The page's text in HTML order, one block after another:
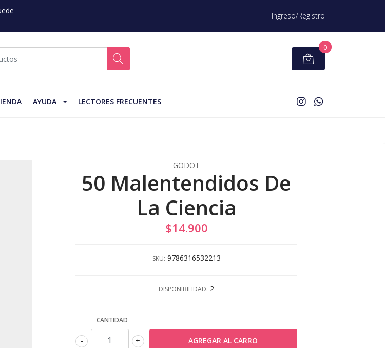
Ingreso/Registro
0
AYUDA LECTORES FRECUENTES
GODOT
50 Malentendidos De
La Ciencia
$14.900
SKU: 9786316532213
DISPONIBILIDAD: 2
CANTIDAD
+
-